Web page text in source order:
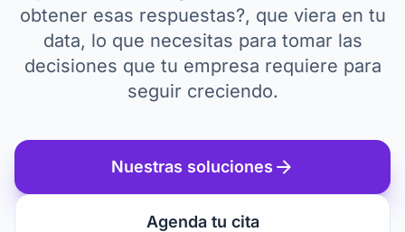
obtener esas respuestas?, que viera en tu
data, lo que necesitas para tomar las
decisiones que tu empresa requiere para
seguir creciendo.
Nuestras soluciones arrow_forward
Agenda tu cita